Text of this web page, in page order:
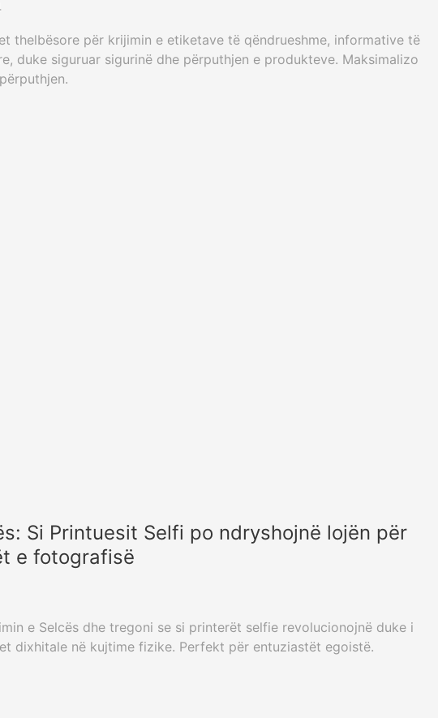
thelbësore për krijimin e etiketave të qëndrueshme, informative të
duke siguruar sigurinë dhe përputhjen e produkteve. Maksimalizo
e Selcës dhe tregoni se si printerët selfie revolucionojnë duke i
dixhitale në kujtime fizike. Perfekt për entuziastët egoistë.
37 38 »